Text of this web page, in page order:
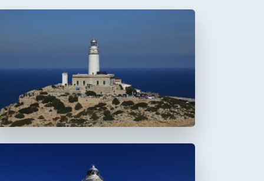
Faro de Formentor